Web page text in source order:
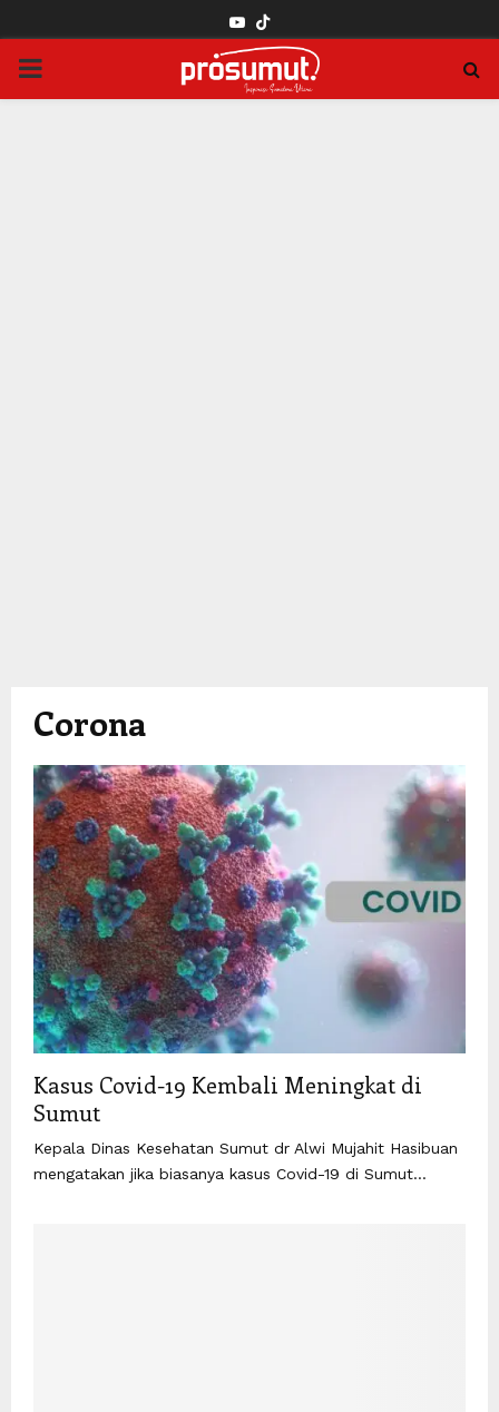
YOUTUBE
PRIMARY
Corona
Kasus Covid-19 Kembali Meningkat di
Sumut
Kepala Dinas Kesehatan Sumut dr Alwi Mujahit Hasibuan
mengatakan jika biasanya kasus Covid-19 di Sumut...